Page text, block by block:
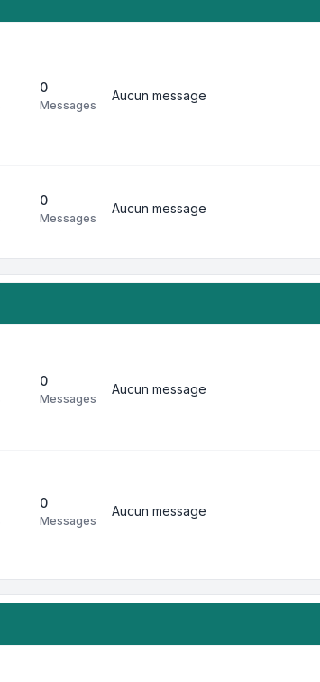
0
Messages
Aucun message
0
Messages
Aucun message
0
Messages
Aucun message
0
Messages
Aucun message